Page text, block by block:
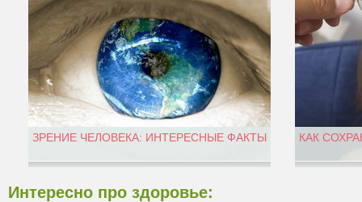
ЗРЕНИЕ ЧЕЛОВЕКА: ИНТЕРЕСНЫЕ ФАКТЫ КАК
Интересно про здоровье: